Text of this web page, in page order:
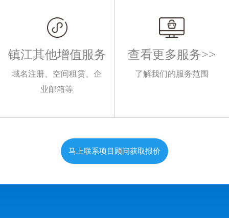
镇江其他增值服务
域名注册、空间租赁、企
业邮箱等
查看更多服务>>
了解我们的服务范围
马上联系项目顾问获取报价